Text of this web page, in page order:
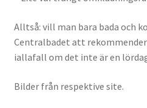
Alltså: vill man bara bada och
Centralbadet att
iallafall om det inte är en
Bilder från respektive site.